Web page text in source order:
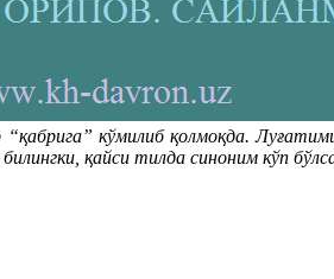
кўмилиб қолмоқда.
қайси тилда синоним кўп